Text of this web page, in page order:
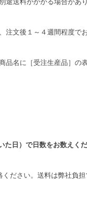
文後１～４週間程度で
名に［受注生産品］の
日）で日数をお数えくだ
ださい。送料は弊社負